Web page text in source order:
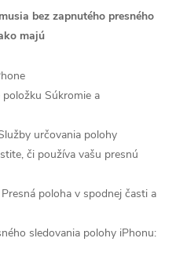
bez zapnutého presného
majú
Súkromie a
určovania polohy
či používa vašu presnú
poloha v spodnej časti a
sledovania polohy iPhonu: